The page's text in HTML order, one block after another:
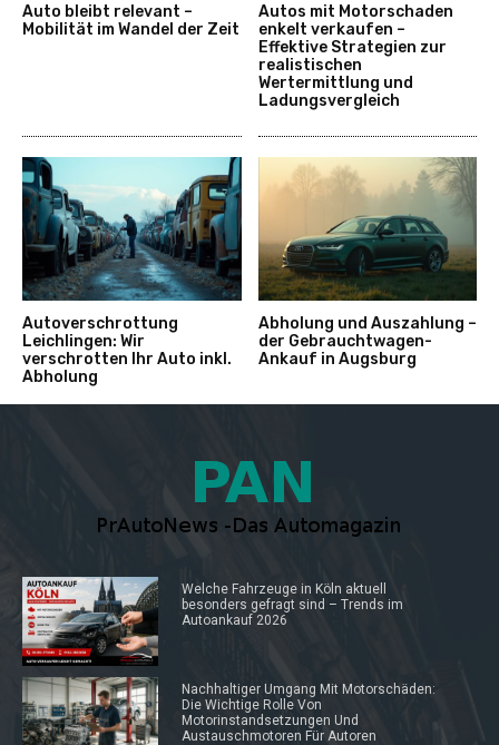
Auto bleibt relevant –
Mobilität im Wandel der Zeit
Autos mit Motorschaden
enkelt verkaufen –
Effektive Strategien zur
realistischen
Wertermittlung und
Ladungsvergleich
Autoverschrottung
Leichlingen: Wir
verschrotten Ihr Auto inkl.
Abholung
Abholung und Auszahlung –
der Gebrauchtwagen-
Ankauf in Augsburg
Welche Fahrzeuge in Köln aktuell
besonders gefragt sind – Trends im
Autoankauf 2026
Nachhaltiger Umgang Mit Motorschäden:
Die Wichtige Rolle Von
Motorinstandsetzungen Und
Austauschmotoren Für Autoren